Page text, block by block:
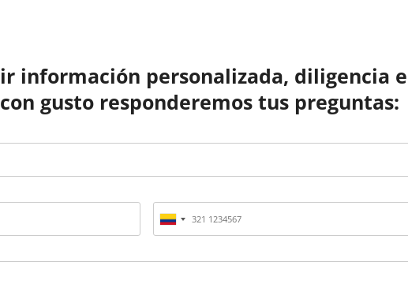
información personalizada, diligencia
gusto responderemos tus preguntas: